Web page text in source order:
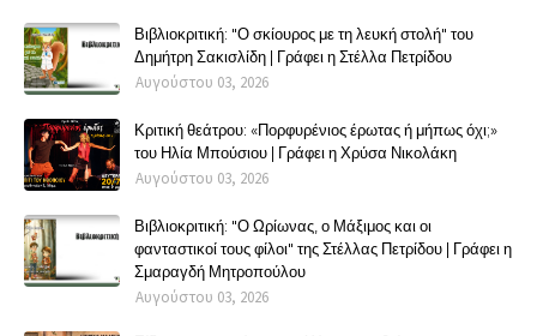
Βιβλιοκριτική: "Ο σκίουρος με τη λευκή στολή" του
Δημήτρη Σακισλίδη | Γράφει η Στέλλα Πετρίδου
Αυγούστου 03, 2026
Κριτική θεάτρου: «Πορφυρένιος έρωτας ή μήπως όχι;»
του Ηλία Μπούσιου | Γράφει η Χρύσα Νικολάκη
Αυγούστου 03, 2026
Βιβλιοκριτική: "Ο Ωρίωνας, ο Μάξιμος και οι
φανταστικοί τους φίλοι" της Στέλλας Πετρίδου | Γράφει η
Σμαραγδή Μητροπούλου
Αυγούστου 03, 2026